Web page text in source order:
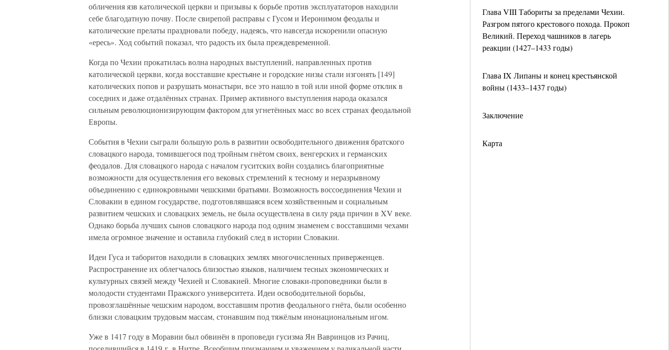
Глава VIII Табориты за пределами Чехии.
Разгром пятого крестового похода. Прокоп
Великий. Переход чашников в лагерь
реакции (1427–1433 годы)
Глава IX Липаны и конец крестьянской
войны (1433–1437 годы)
Заключение
Карта
обличения язв католической церкви и призывы к борьбе против эксплуататоров находили
себе благодатную почву. После свирепой расправы с Гусом и Иеронимом феодалы и
католические прелаты праздновали победу, надеясь, что навсегда искоренили опасную
«ересь». Ход событий показал, что радость их была преждевременной.
Когда по Чехии прокатилась волна народных выступлений, направленных против
католической церкви, когда восставшие крестьяне и городские низы стали изгонять [149]
католических попов и разрушать монастыри, все это нашло в той или иной форме отклик в
соседних и даже отдалённых странах. Пример активного выступления народа оказался
сильным революционизирующим фактором для угнетённых масс во всех странах феодальной
Европы.
События в Чехии сыграли большую роль в развитии освободительного движения братского
словацкого народа, томившегося под тройным гнётом своих, венгерских и германских
феодалов. Для словацкого народа с началом гуситских войн создались благоприятные
возможности для осуществления его вековых стремлений к тесному и неразрывному
объединению с единокровными чешскими братьями. Возможность воссоединения Чехии и
Словакии в едином государстве, подготовлявшаяся всем хозяйственным и социальным
развитием чешских и словацких земель, не была осуществлена в силу ряда причин в XV веке.
Однако борьба лучших сынов словацкого народа под одним знаменем с восставшими чехами
имела огромное значение и оставила глубокий след в истории Словакии.
Идеи Гуса и таборитов находили в словацких землях многочисленных приверженцев.
Распространение их облегчалось близостью языков, наличием тесных экономических и
культурных связей между Чехией и Словакией. Многие словаки-проповедники были в
молодости студентами Пражского университета. Идеи освободительной борьбы,
провозглашённые чешским народом, восставшим против феодального гнёта, были особенно
близки словацким трудовым массам, стонавшим под тяжёлым инонациональным игом.
Уже в 1417 году в Моравии был обвинён в проповеди гусизма Ян Вавринцов из Рачиц,